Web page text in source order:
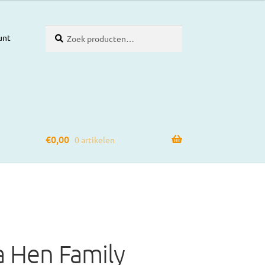
naar:
€0,00 0 artikelen
Hen Family